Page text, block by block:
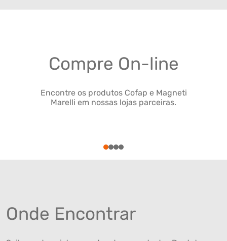
Compre On-line
Encontre os produtos Cofap e Magneti
Marelli em nossas lojas parceiras.
1234
Onde Encontrar